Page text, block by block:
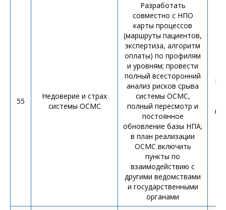
55
Недоверие и страх
системы ОСМС
Разработать
совместно с НПО
карты процессов
(маршруты пациентов,
экспертиза, алгоритм
оплаты) по профилям
и уровням; провести
полный всесторонний
анализ рисков срыва
системы ОСМС,
полный пересмотр и
постоянное
обновление базы НПА;
в план реализации
ОСМС включить
пункты по
взаимодействию с
другими ведомствами
и государственными
органами